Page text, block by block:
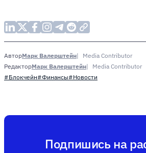
АвторМарк Валерштейн
Media Contributor
РедакторМарк Валерштейн
Media Contributor
#Блокчейн#Финансы#Новости
Подпишись на